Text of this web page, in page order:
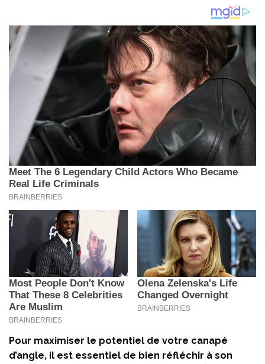
Pour maximiser le potentiel de votre canapé
d’angle, il est essentiel de bien réfléchir à son